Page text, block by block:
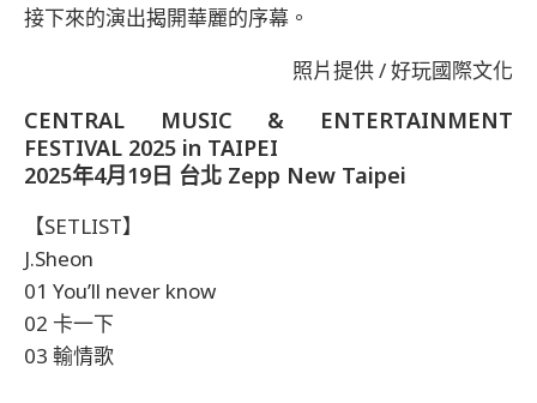
接下來的演出揭開華麗的序幕。
照片提供 / 好玩國際文化
CENTRAL MUSIC & ENTERTAINMENT
FESTIVAL 2025 in TAIPEI
2025年4月19日 台北 Zepp New Taipei
【SETLIST】
J.Sheon
01 You’ll never know
02 卡⼀下
03 輸情歌